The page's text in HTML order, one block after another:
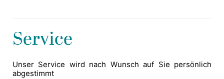
Service
Unser Service wird nach Wunsch auf Sie persönlich
abgestimmt